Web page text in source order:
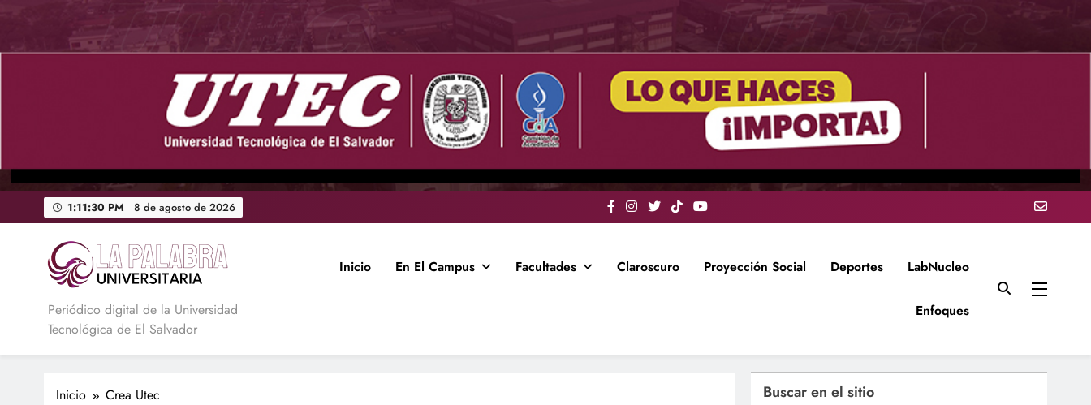
contenido
1:11:31 PM 8 de agosto de 2026
La Palabra Universitaria
Periódico digital de la Universidad
Tecnológica de El Salvador
Inicio En El Campus Facultades Claroscuro Proyección Social Deportes LabNucleo
Enfoques
Inicio Crea Utec Buscar en el sitio